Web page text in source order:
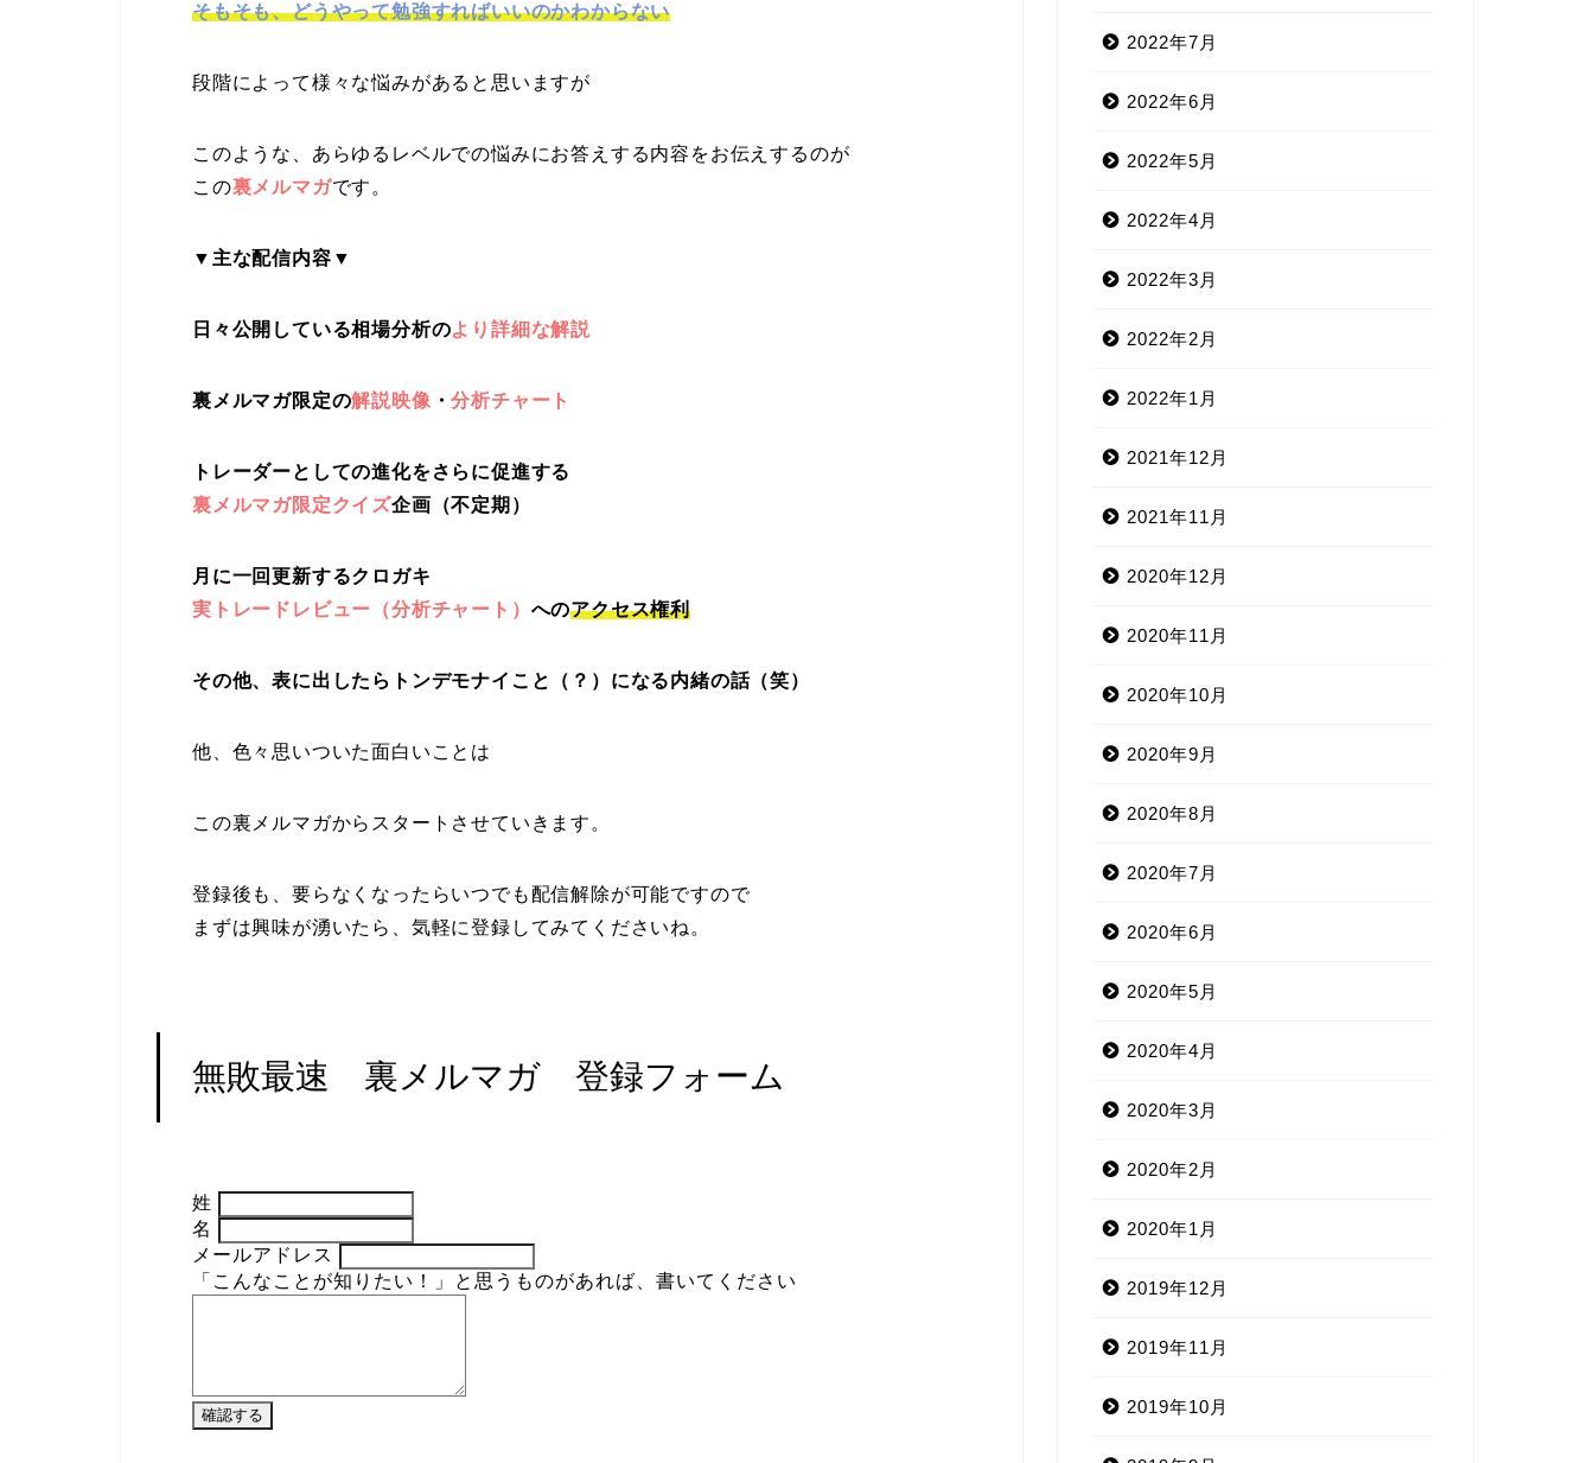
そもそも、どうやって勉強すればいいのかわからない
段階によって様々な悩みがあると思いますが
このような、あらゆるレベルでの悩みにお答えする内容をお伝えするのが
この裏メルマガです。
▼主な配信内容▼
日々公開している相場分析のより詳細な解説
裏メルマガ限定の解説映像 ・分析チャート
トレーダーとしての進化をさらに促進する
裏メルマガ限定クイズ企画（不定期）
月に一回更新するクロガキ
実トレードレビュー（分析チャート） へのアクセス権利
その他、表に出したらトンデモナイこと（？）になる内緒の話（笑）
他、色々思いついた面白いことは
この裏メルマガからスタートさせていきます。
登録後も、要らなくなったらいつでも配信解除が可能ですので
まずは興味が湧いたら、気軽に登録してみてくださいね。
無敗最速 裏メルマガ 登録フォーム
姓
名
メールアドレス
「こんなことが知りたい！」と思うものがあれば、書いてください
2022年7月
2022年6月
2022年5月
2022年4月
2022年3月
2022年2月
2022年1月
2021年12月
2021年11月
2020年12月
2020年11月
2020年10月
2020年9月
2020年8月
2020年7月
2020年6月
2020年5月
2020年4月
2020年3月
2020年2月
2020年1月
2019年12月
2019年11月
2019年10月